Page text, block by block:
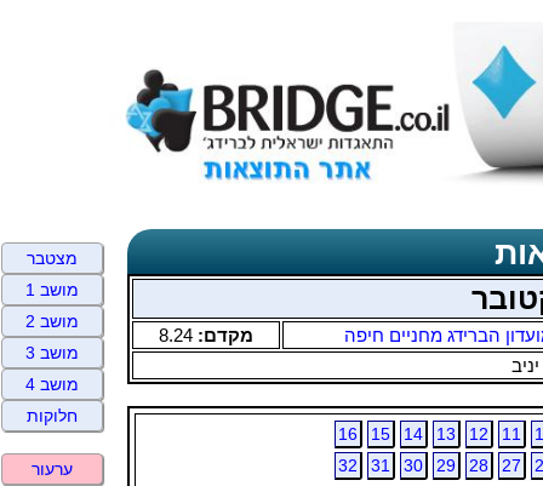
הברידג מחניים חיפה מקדם: 8.24
11
12
13
14
15
16
27
28
29
30
31
32
מצטבר
מושב 1
מושב 2
מושב 3
מושב 4
חלוקות
ערעור